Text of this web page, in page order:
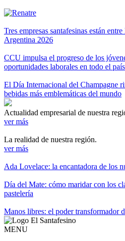
Tres empresas santafesinas están
Argentina 2026
CCU impulsa el progreso de los
oportunidades laborales en todo el país
El Día Internacional del Champagne
bebidas más emblemáticas del mundo
Actualidad empresarial de nuestra
ver más
La realidad de nuestra región.
ver más
Ada Lovelace: la encantadora de los
Día del Mate: cómo maridar con los
pastelería
Manos libres: el poder transformador
MENU